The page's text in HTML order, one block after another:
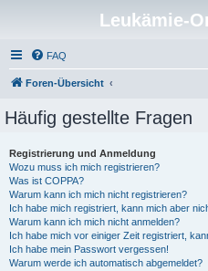
Leukämie-
FAQ
Foren-Übersicht
Häufig gestellte Fragen
Registrierung und Anmeldung
Wozu muss ich mich registrieren?
Was ist COPPA?
Warum kann ich mich nicht registrieren?
Ich habe mich registriert, kann mich aber
Warum kann ich mich nicht anmelden?
Ich habe mich vor einiger Zeit registriert,
Ich habe mein Passwort vergessen!
Warum werde ich automatisch abgemeldet?